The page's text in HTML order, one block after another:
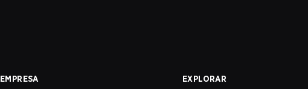
EMPRESA
EXPLORAR